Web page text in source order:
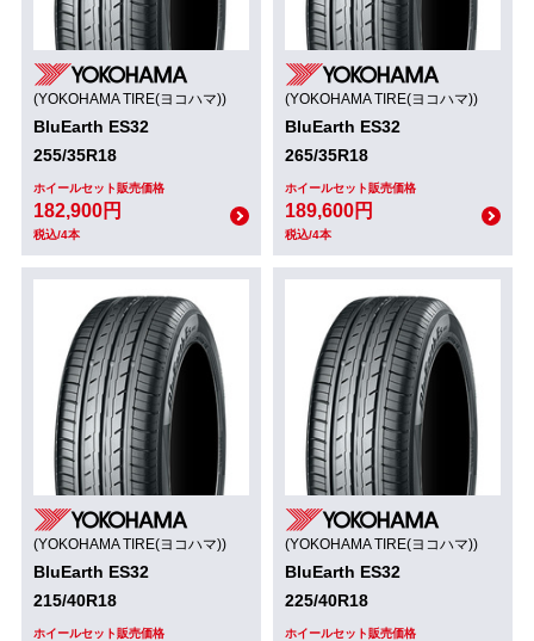
(YOKOHAMA TIRE(ヨコハマ))
BluEarth ES32
255/35R18
ホイールセット販売価格
182,900円
税込/4本
(YOKOHAMA TIRE(ヨコハマ))
BluEarth ES32
265/35R18
ホイールセット販売価格
189,600円
税込/4本
(YOKOHAMA TIRE(ヨコハマ))
BluEarth ES32
215/40R18
ホイールセット販売価格
(YOKOHAMA TIRE(ヨコハマ))
BluEarth ES32
225/40R18
ホイールセット販売価格